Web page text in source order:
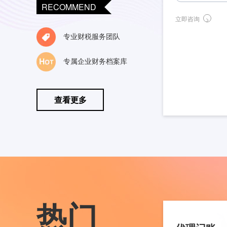
RECOMMEND
专业财税服务团队
专属企业财务档案库
查看更多
立即咨询
热门